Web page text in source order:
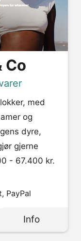
Co
med
og
dyre,
gjerne
- 67.400 kr.
PayPal
Info